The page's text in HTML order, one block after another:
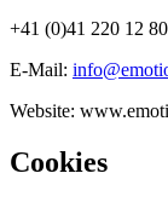
+41 (0)41 220 12 80
E-Mail:
Website:
Cookies